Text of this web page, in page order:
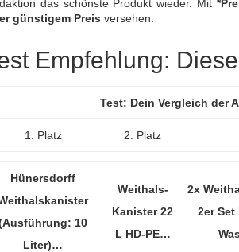
das schönste Produkt wieder. Mit
günstigem Preis versehen.
Empfehlung:
Test: Dein Vergleich der
1. Platz 2. Platz
Hünersdorff
10
Liter)…
Weithals-
Kanister 22
L HD-PE…
2x
2er